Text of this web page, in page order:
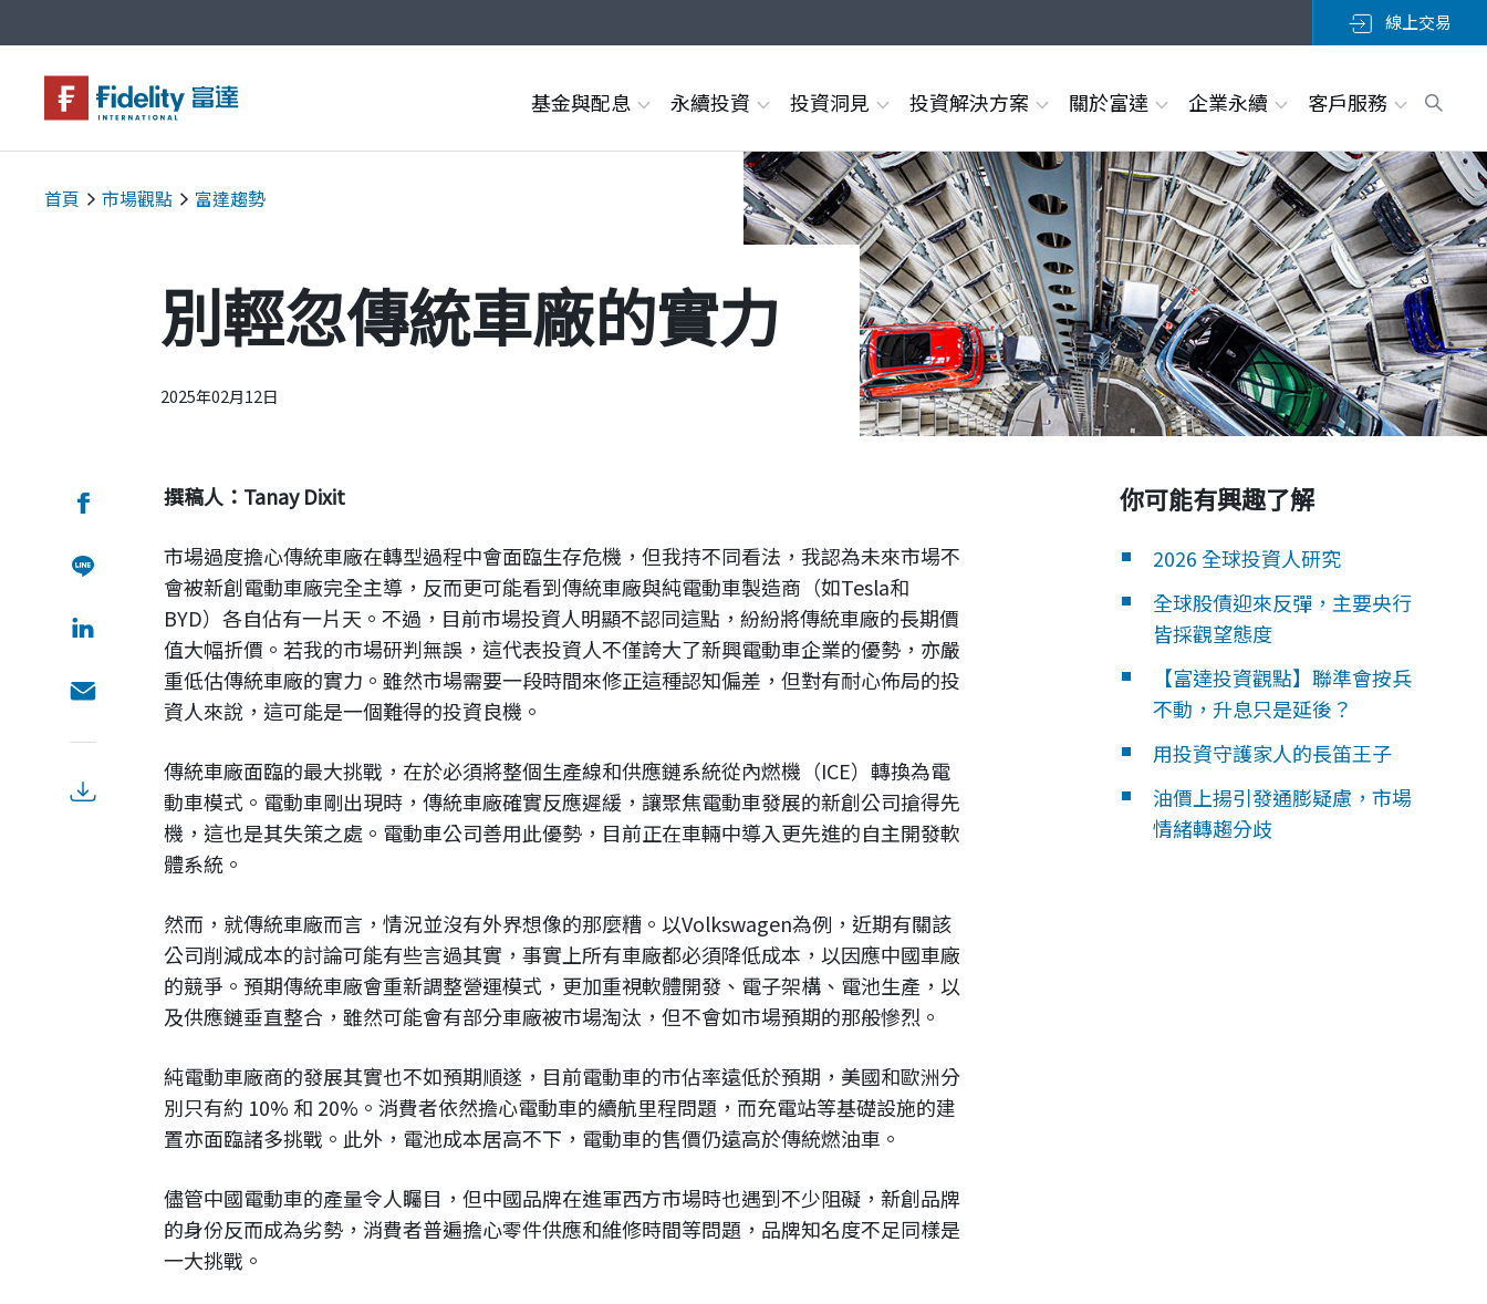
線上交易
基金與配息
基金與配息
永續投資
永續投資
投資洞見
投資洞見
投資解決方案
投資解決方案
關於富達
關於富達
企業永續
企業永續
客戶服務
客戶服務
首頁 市場觀點 富達趨勢
別輕忽傳統車廠的實力
2025年02月12日
撰稿人：Tanay Dixit
市場過度擔心傳統車廠在轉型過程中會面臨生存危機，但我持不同看法，我認為未來市場不
會被新創電動車廠完全主導，反而更可能看到傳統車廠與純電動車製造商（如Tesla和
BYD）各自佔有一片天。不過，目前市場投資人明顯不認同這點，紛紛將傳統車廠的長期價
值大幅折價。若我的市場研判無誤，這代表投資人不僅誇大了新興電動車企業的優勢，亦嚴
重低估傳統車廠的實力。雖然市場需要一段時間來修正這種認知偏差，但對有耐心佈局的投
資人來說，這可能是一個難得的投資良機。
傳統車廠面臨的最大挑戰，在於必須將整個生產線和供應鏈系統從內燃機（ICE）轉換為電
動車模式。電動車剛出現時，傳統車廠確實反應遲緩，讓聚焦電動車發展的新創公司搶得先
機，這也是其失策之處。電動車公司善用此優勢，目前正在車輛中導入更先進的自主開發軟
體系統。
然而，就傳統車廠而言，情況並沒有外界想像的那麼糟。以Volkswagen為例，近期有關該
公司削減成本的討論可能有些言過其實，事實上所有車廠都必須降低成本，以因應中國車廠
的競爭。預期傳統車廠會重新調整營運模式，更加重視軟體開發、電子架構、電池生產，以
及供應鏈垂直整合，雖然可能會有部分車廠被市場淘汰，但不會如市場預期的那般慘烈。
純電動車廠商的發展其實也不如預期順遂，目前電動車的市佔率遠低於預期，美國和歐洲分
別只有約 10% 和 20%。消費者依然擔心電動車的續航里程問題，而充電站等基礎設施的建
置亦面臨諸多挑戰。此外，電池成本居高不下，電動車的售價仍遠高於傳統燃油車。
儘管中國電動車的產量令人矚目，但中國品牌在進軍西方市場時也遇到不少阻礙，新創品牌
的身份反而成為劣勢，消費者普遍擔心零件供應和維修時間等問題，品牌知名度不足同樣是
一大挑戰。
你可能有興趣了解
2026 全球投資人研究
全球股債迎來反彈，主要央行
皆採觀望態度
【富達投資觀點】聯準會按兵
不動，升息只是延後？
用投資守護家人的長笛王子
油價上揚引發通膨疑慮，市場
情緒轉趨分歧